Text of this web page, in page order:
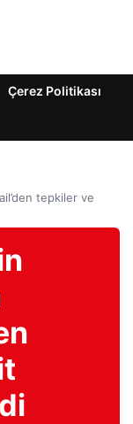
Çerez Politikası
tepkiler ve